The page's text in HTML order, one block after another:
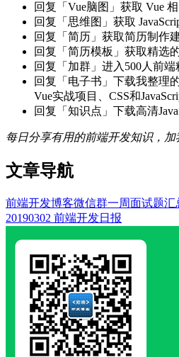
回复「Vue脑图」获取 Vue
回复「思维图」获取
回复「简历」获取简历制作
回复「简历模板」获取精选
回复「加群」进入500人前端
回复「电子书」下载我整理
Vue实战项目、CSS和
回复「知识点」下载高清
每日分享有用的前端开发知识，加
文章导航
前端开发博客微信群一周面试题汇
20190302 前端开发日报